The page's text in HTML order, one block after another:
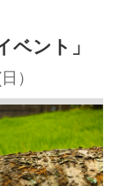
ベント」
）